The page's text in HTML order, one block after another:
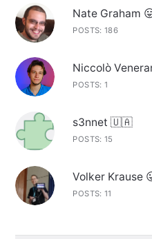
Nate Graham
POSTS: 186
Niccolò
POSTS: 1
s3nnet 🇺🇦
POSTS: 15
Volker Krause
POSTS: 11